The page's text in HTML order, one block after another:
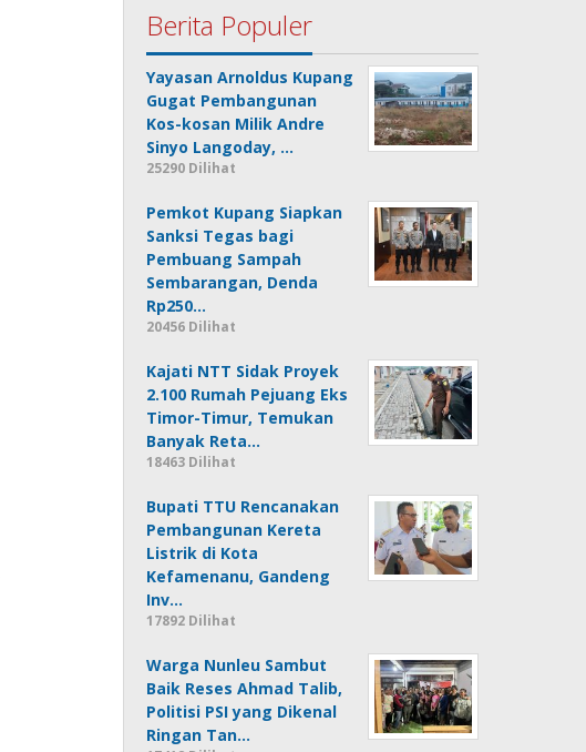
Berita Populer
Yayasan Arnoldus Kupang
Gugat Pembangunan
Kos-kosan Milik Andre
Sinyo Langoday, …
25290 Dilihat
Pemkot Kupang Siapkan
Sanksi Tegas bagi
Pembuang Sampah
Sembarangan, Denda
Rp250…
20456 Dilihat
Kajati NTT Sidak Proyek
2.100 Rumah Pejuang Eks
Timor-Timur, Temukan
Banyak Reta…
18463 Dilihat
Bupati TTU Rencanakan
Pembangunan Kereta
Listrik di Kota
Kefamenanu, Gandeng
Inv…
17892 Dilihat
Warga Nunleu Sambut
Baik Reses Ahmad Talib,
Politisi PSI yang Dikenal
Ringan Tan…